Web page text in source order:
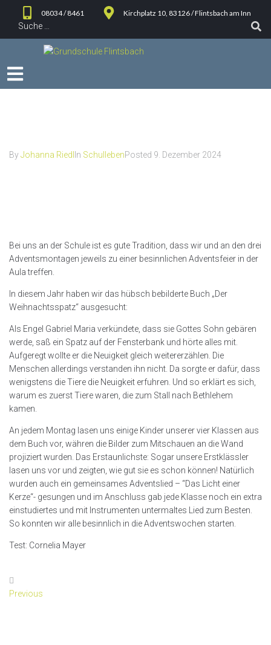
08034 / 8461 Kirchplatz 10, 83126 / Flintsbach am Inn
ByJohanna Riedl In SchullebenPosted 9. Dezember 2024
Bei uns an der Schule ist es gute Tradition, dass wir und an den drei
Adventsmontagen jeweils zu einer besinnlichen Adventsfeier in der
Aula treffen.
In diesem Jahr haben wir das hübsch bebilderte Buch „Der
Weihnachtsspatz“ ausgesucht:
Als Engel Gabriel Maria verkündete, dass sie Gottes Sohn gebären
werde, saß ein Spatz auf der Fensterbank und hörte alles mit.
Aufgeregt wollte er die Neuigkeit gleich weitererzählen. Die
Menschen allerdings verstanden ihn nicht. Da sorgte er dafür, dass
wenigstens die Tiere die Neuigkeit erfuhren. Und so erklärt es sich,
warum es zuerst Tiere waren, die zum Stall nach Bethlehem
kamen.
An jedem Montag lasen uns einige Kinder unserer vier Klassen aus
dem Buch vor, währen die Bilder zum Mitschauen an die Wand
projiziert wurden. Das Erstaunlichste: Sogar unsere Erstklässler
lasen uns vor und zeigten, wie gut sie es schon können! Natürlich
wurden auch ein gemeinsames Adventslied – “Das Licht einer
Kerze“- gesungen und im Anschluss gab jede Klasse noch ein extra
einstudiertes und mit Instrumenten untermaltes Lied zum Besten.
So konnten wir alle besinnlich in die Adventswochen starten.
Test: Cornelia Mayer
Previous